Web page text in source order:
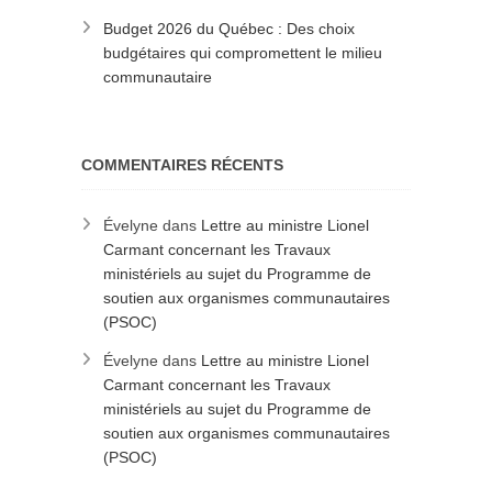
Budget 2026 du Québec : Des choix
budgétaires qui compromettent le milieu
communautaire
COMMENTAIRES RÉCENTS
Évelyne dans Lettre au ministre Lionel
Carmant concernant les Travaux
ministériels au sujet du Programme de
soutien aux organismes communautaires
(PSOC)
Évelyne dans Lettre au ministre Lionel
Carmant concernant les Travaux
ministériels au sujet du Programme de
soutien aux organismes communautaires
(PSOC)